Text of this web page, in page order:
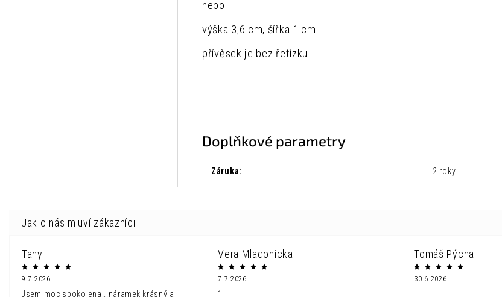
nebo
výška 3,6 cm, šířka 1 cm
přívěsek je bez řetízku
Doplňkové parametry
Záruka: 2 roky
Tany
9.7.2026
Jsem moc spokojena...náramek krásný a
Vera Mladonicka
7.7.2026
1
Tomáš Pýcha
30.6.2026